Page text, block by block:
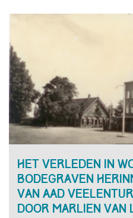
Het verleden in
Bodegraven
van Aad
door Marlien van